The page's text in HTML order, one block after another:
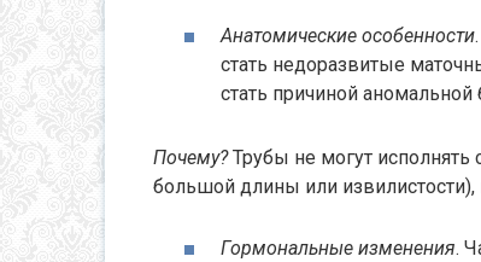
Анатомические особенности
стать недоразвитые
стать причиной аномальной
Почему?Трубы не могут
большой длины или извилистости),
Гормональные изменения.